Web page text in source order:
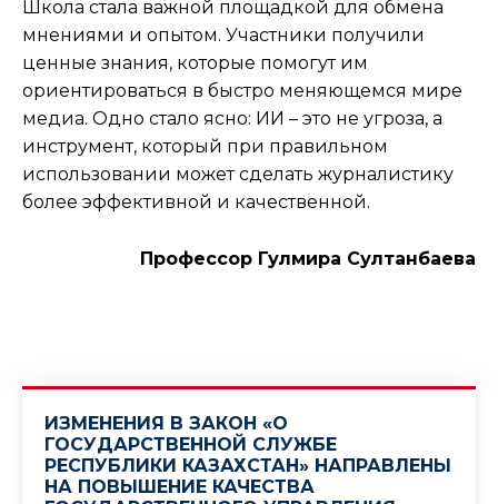
Школа стала важной площадкой для обмена
мнениями и опытом. Участники получили
ценные знания, которые помогут им
ориентироваться в быстро меняющемся мире
медиа. Одно стало ясно: ИИ – это не угроза, а
инструмент, который при правильном
использовании может сделать журналистику
более эффективной и качественной.
Профессор Гулмира Султанбаева
ИЗМЕНЕНИЯ В ЗАКОН «О
ГОСУДАРСТВЕННОЙ СЛУЖБЕ
РЕСПУБЛИКИ КАЗАХСТАН» НАПРАВЛЕНЫ
НА ПОВЫШЕНИЕ КАЧЕСТВА